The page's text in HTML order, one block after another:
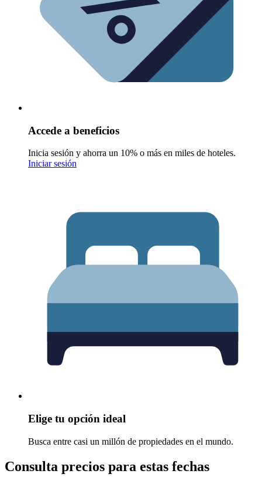
Accede a beneficios
Inicia sesión y ahorra un 10% o más en miles de hoteles.
Iniciar sesión
Elige tu opción ideal
Busca entre casi un millón de propiedades en el mundo.
Consulta precios para estas fechas